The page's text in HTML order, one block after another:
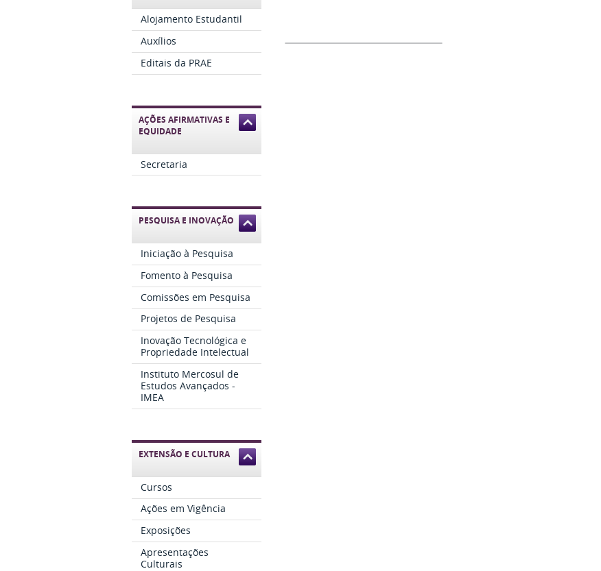
Alojamento Estudantil
Auxílios
Editais da PRAE
AÇÕES AFIRMATIVAS E
EQUIDADE
Secretaria
PESQUISA E INOVAÇÃO
Iniciação à Pesquisa
Fomento à Pesquisa
Comissões em Pesquisa
Projetos de Pesquisa
Inovação Tecnológica e
Propriedade Intelectual
Instituto Mercosul de
Estudos Avançados -
IMEA
EXTENSÃO E CULTURA
Cursos
Ações em Vigência
Exposições
Apresentações
Culturais